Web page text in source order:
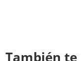
También